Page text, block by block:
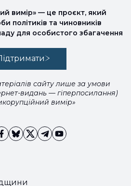
вимір» — це проєкт, який
політиків та чиновників
для особистого збагачення
сайту лише за умови
видань — гіперпосилання)
вимір»